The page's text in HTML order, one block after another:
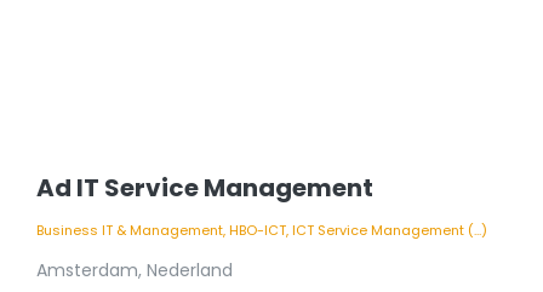
Ad IT Service Management
Business IT & Management, HBO-ICT, ICT Service Management (...)
Amsterdam, Nederland